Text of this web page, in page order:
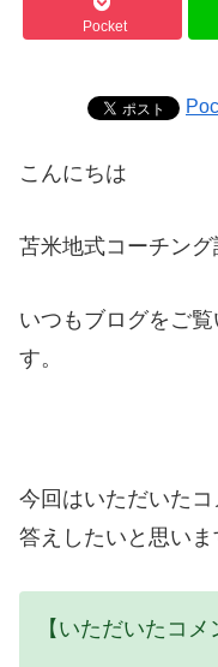
Pocket
こんにちは
苫米地式コーチング
いつもブログをご
す。
今回はいただいた
答えしたいと思いま
【いただいたコメ